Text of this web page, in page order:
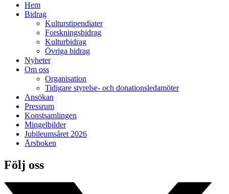
Hem
Bidrag
Kulturstipendiater
Forskningsbidrag
Kulturbidrag
Övriga bidrag
Nyheter
Om oss
Organisation
Tidigare styrelse- och donationsledamöter
Ansökan
Pressrum
Konstsamlingen
Mingelbilder
Jubileumsåret 2026
Årsboken
Följ oss